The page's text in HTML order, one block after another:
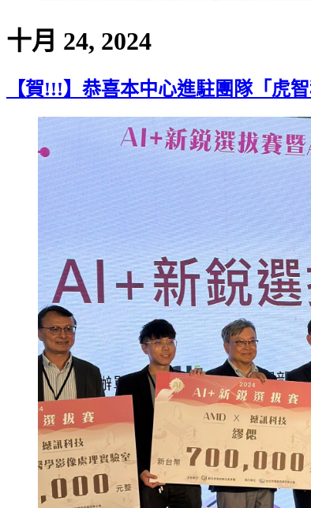
十月 24, 2024
【賀!!!】恭喜本中心進駐團隊「虎